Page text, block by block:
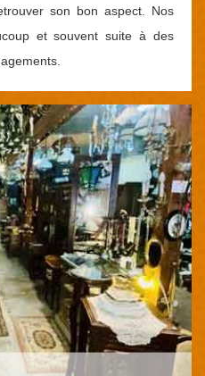
son bon aspect. Nos
et souvent suite à des